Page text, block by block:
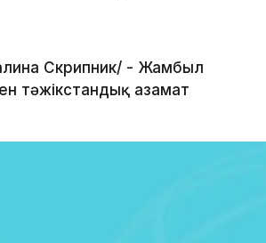
Скрипник/ - Жамбыл
тәжікстандық азамат